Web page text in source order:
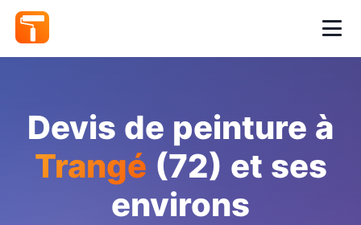
Devis de peinture à
Trangé (72) et ses
environs